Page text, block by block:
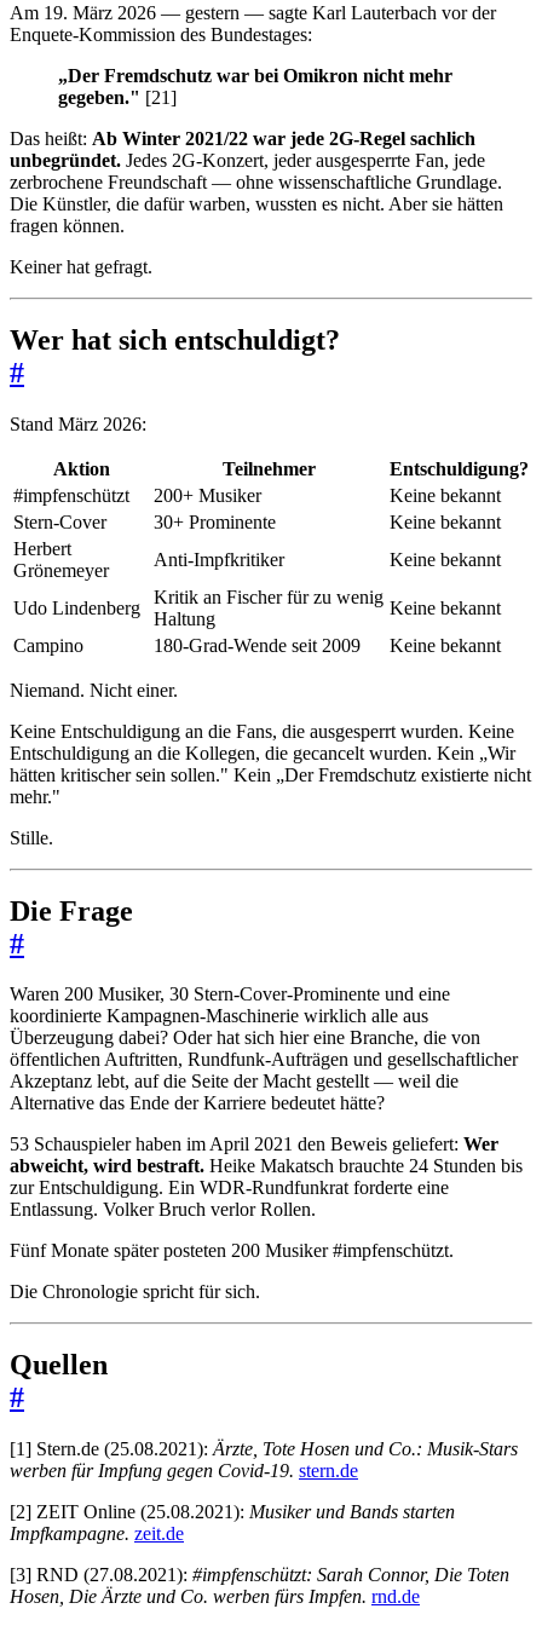
Am 19. März 2026 — gestern — sagte Karl Lauterbach vor der
Enquete-Kommission des Bundestages:
„Der Fremdschutz war bei Omikron nicht mehr
gegeben." [21]
Das heißt: Ab Winter 2021/22 war jede 2G-Regel sachlich
unbegründet. Jedes 2G-Konzert, jeder ausgesperrte Fan, jede
zerbrochene Freundschaft — ohne wissenschaftliche Grundlage.
Die Künstler, die dafür warben, wussten es nicht. Aber sie hätten
fragen können.
Keiner hat gefragt.
Wer hat sich entschuldigt?
#
Stand März 2026:
Aktion Teilnehmer
Entschuldigung?
#impfenschützt
200+ Musiker
Keine bekannt
Stern-Cover
30+ Prominente
Keine bekannt
Herbert
Grönemeyer
Anti-Impfkritiker Keine bekannt
Udo Lindenberg
Kritik an Fischer für zu wenig
Haltung
Keine bekannt
Campino
180-Grad-Wende seit 2009 Keine bekannt
Niemand. Nicht einer.
Keine Entschuldigung an die Fans, die ausgesperrt wurden. Keine
Entschuldigung an die Kollegen, die gecancelt wurden. Kein „Wir
hätten kritischer sein sollen." Kein „Der Fremdschutz existierte nicht
mehr."
Stille.
Die Frage
#
Waren 200 Musiker, 30 Stern-Cover-Prominente und eine
koordinierte Kampagnen-Maschinerie wirklich alle aus
Überzeugung dabei? Oder hat sich hier eine Branche, die von
öffentlichen Auftritten, Rundfunk-Aufträgen und gesellschaftlicher
Akzeptanz lebt, auf die Seite der Macht gestellt — weil die
Alternative das Ende der Karriere bedeutet hätte?
53 Schauspieler haben im April 2021 den Beweis geliefert: Wer
abweicht, wird bestraft. Heike Makatsch brauchte 24 Stunden bis
zur Entschuldigung. Ein WDR-Rundfunkrat forderte eine
Entlassung. Volker Bruch verlor Rollen.
Fünf Monate später posteten 200 Musiker #impfenschützt.
Die Chronologie spricht für sich.
Quellen
#
[1] Stern.de (25.08.2021): Ärzte, Tote Hosen und Co.: Musik-Stars
werben für Impfung gegen Covid-19. stern.de
[2] ZEIT Online (25.08.2021): Musiker und Bands starten
Impfkampagne. zeit.de
[3] RND (27.08.2021): #impfenschützt: Sarah Connor, Die Toten
Hosen, Die Ärzte und Co. werben fürs Impfen. rnd.de